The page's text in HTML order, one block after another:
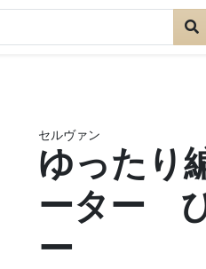
セルヴァン
ゆったり
ーター
ー